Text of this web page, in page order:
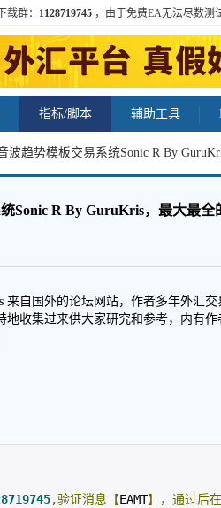
群： 1128719745 ，由于免费EA无法尽数测
指标/脚本 辅助工具
波趋势模板交易系统Sonic R By
Sonic R By GuruKris，最大最全
来自国外的论坛网站，作者多年外汇
收集过来供大家研究和参考，内有作
,验证消息【EAMT】，通过后